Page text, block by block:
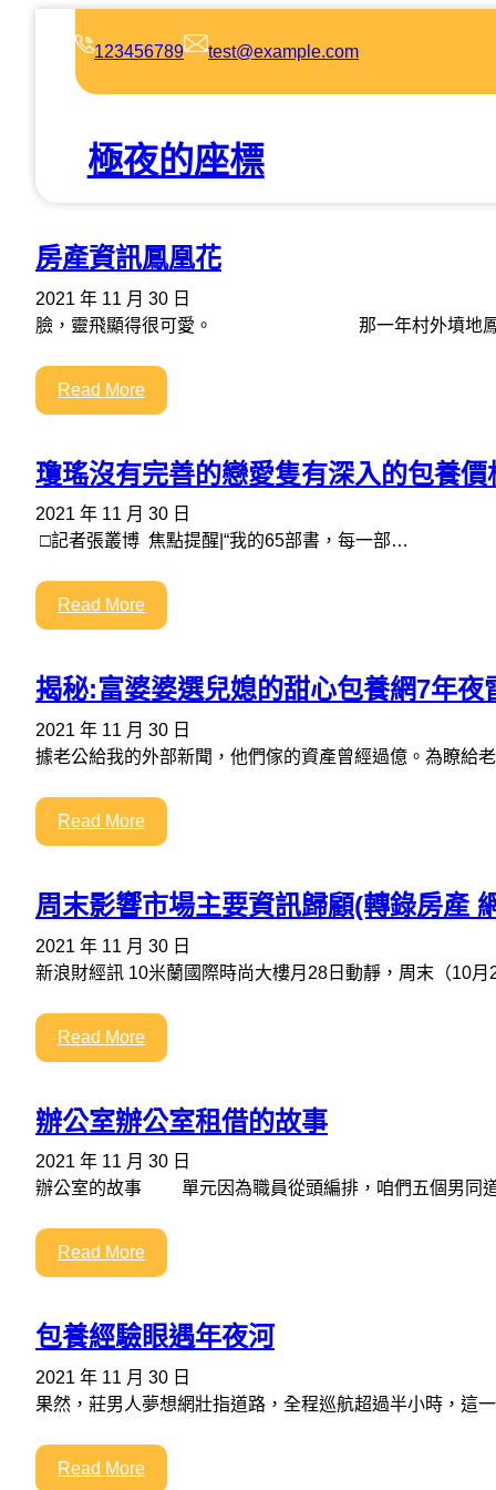
123456789 test@example.com
極夜的座標
房產資訊鳳凰花
2021 年 11 月 30 日
臉，靈飛顯得很可愛。 那一年村外墳地鳳凰
Read More
瓊瑤沒有完善的戀愛隻有深入的包養價
2021 年 11 月 30 日
□記者張叢博 焦點提醒|“我的65部書，每一部…
Read More
揭秘:富婆婆選兒媳的甜心包養網7年夜
2021 年 11 月 30 日
據老公給我的外部新聞，他們傢的資產曾經過億。為瞭給
Read More
周末影響市場主要資訊歸顧(轉錄房產
2021 年 11 月 30 日
新浪財經訊 10米蘭國際時尚大樓月28日動靜，周末（10
Read More
辦公室辦公室租借的故事
2021 年 11 月 30 日
辦公室的故事 單元因為職員從頭編排，咱們五個男同
Read More
包養經驗眼遇年夜河
2021 年 11 月 30 日
果然，莊男人夢想網壯指道路，全程巡航超過半小時，這
Read More